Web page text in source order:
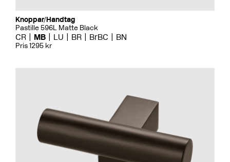
Knoppar/Handtag
Pastille 596L Matte Black
CR MB LU BR BrBC BN
Pris 1295 kr